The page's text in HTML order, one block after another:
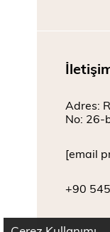
Adres:
No: 26-
[email
+90